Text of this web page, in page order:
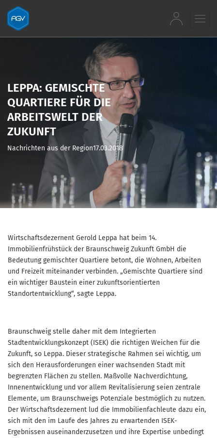
Zum Inhalt springen
LEPPA: GEMISCHTE
QUARTIERE FÜR DIE
ARBEITSWELT DER
ZUKUNFT
Nachrichten aus der Region17.03.2018
Wirtschaftsdezernent Gerold Leppa hat beim 14.
Immobilienfrühstück der Braunschweig Zukunft GmbH die
Bedeutung gemischter Quartiere betont, die Wohnen, Arbeiten
und Freizeit miteinander verbinden. „Gemischte Quartiere sind
ein wichtiger Baustein einer zukunftsorientierten
Standortentwicklung“, sagte Leppa.
Braunschweig stelle daher mit dem Integrierten
Stadtentwicklungskonzept (ISEK) die richtigen Weichen für die
Zukunft, so Leppa. Dieser strategische Rahmen sei wichtig, um
sich den Herausforderungen einer wachsenden Stadt mit
begrenzten Flächen zu stellen. Maßvolle Nachverdichtung,
Innenentwicklung und vor allem Revitalisierung seien zentrale
Elemente, um Braunschweigs Potenziale bestmöglich zu nutzen.
Der Wirtschaftsdezernent lud die Immobilienfachleute dazu ein,
sich mit den im Laufe des Jahres zu erwartenden ISEK-
Ergebnissen auseinanderzusetzen und ihre Expertise unbedingt